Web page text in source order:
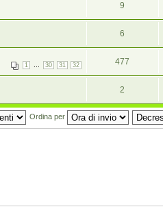
9
6
1 30 31 32 477
2
Ordina per